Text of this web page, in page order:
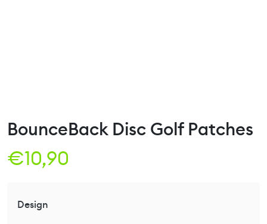
BounceBack Disc Golf Patches
€10,90
Design